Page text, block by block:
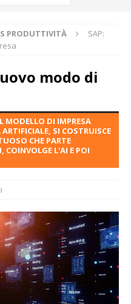
PRODUTTIVITÀ
SAP:
modo di
MODELLO DI IMPRESA
SI COSTRUISCE
CHE PARTE
COINVOLGE L'AI E POI